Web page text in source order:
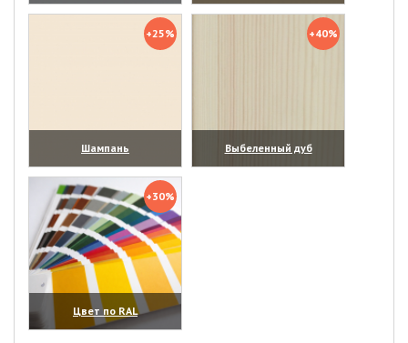
(увеличить)
(увеличить)
+25%
Шампань
(увеличить)
+40%
Выбеленный дуб
(увеличить)
+30%
Цвет по RAL
(увеличить)